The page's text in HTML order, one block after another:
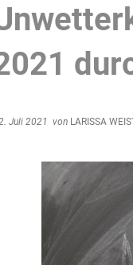
Juli 2021 von LARISSA